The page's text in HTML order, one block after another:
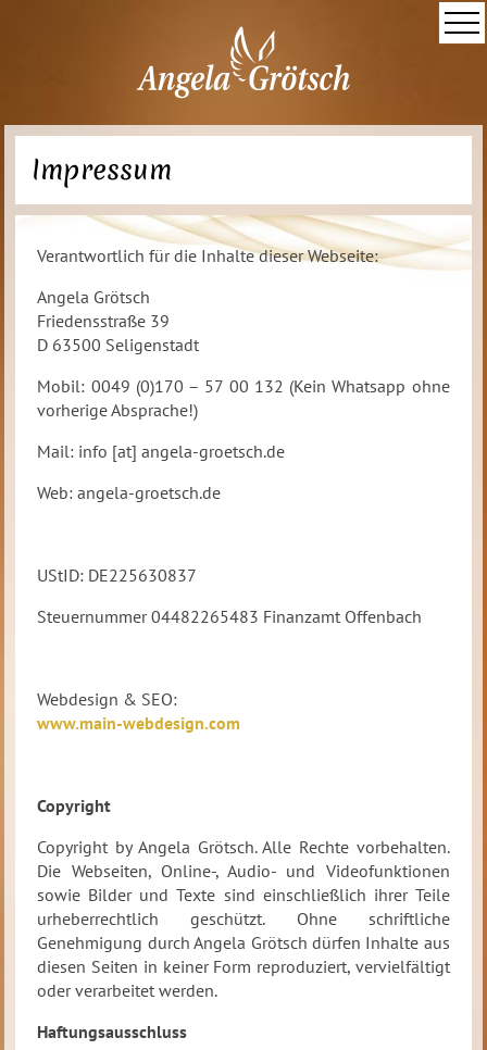
Impressum
Verantwortlich für die Inhalte dieser Webseite:
Angela Grötsch
Friedensstraße 39
D 63500 Seligenstadt
Mobil: 0049 (0)170 – 57 00 132 (Kein Whatsapp ohne
vorherige Absprache!)
Mail: info [at] angela-groetsch.de
Web: angela-groetsch.de
UStID: DE225630837
Steuernummer 04482265483 Finanzamt Offenbach
Webdesign & SEO:
www.main-webdesign.com
Copyright
Copyright by Angela Grötsch. Alle Rechte vorbehalten.
Die Webseiten, Online-, Audio- und Videofunktionen
sowie Bilder und Texte sind einschließlich ihrer Teile
urheberrechtlich geschützt. Ohne schriftliche
Genehmigung durch Angela Grötsch dürfen Inhalte aus
diesen Seiten in keiner Form reproduziert, vervielfältigt
oder verarbeitet werden.
Haftungsausschluss